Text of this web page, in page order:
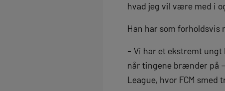
hvad jeg vil være med i
Han har som
– Vi har et ekstremt
når tingene brænder på
League, hvor FCM